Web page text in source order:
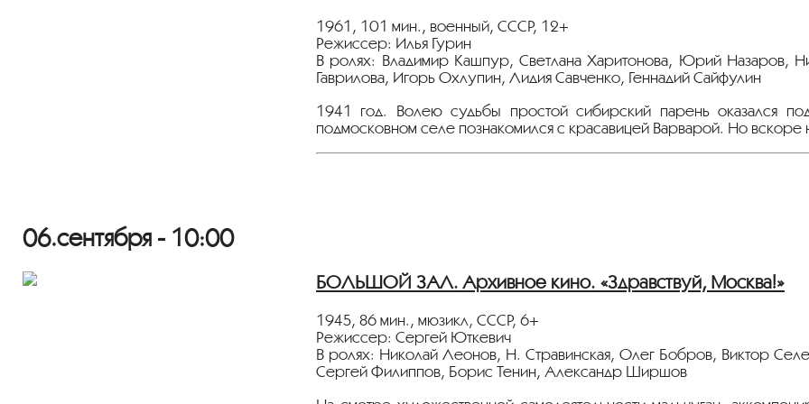
Фильм представлен в рамках программы "МОСКВА. 35 мм".
Уважаемые зрители,
администрация кинотеатра рекомендует производить
держать социальную дистанцию, носить средства персональной
Администрация кинотеатра «Иллюзион»
1961, 101 мин., военный, СССР, 12+
Режиссер: Илья Гурин
В ролях: Владимир Кашпур, Светлана Харитонова, Юрий Назаров,
Гаврилова, Игорь Охлупин, Лидия Савченко, Геннадий Сайфулин
1941 год. Волею судьбы простой сибирский парень оказался
подмосковном селе познакомился с красавицей Варварой. Но
Администрация кинотеатра «Иллюзион»
06.сентября - 10:00
БОЛЬШОЙ ЗАЛ. Архивное кино. «Здравствуй, Москва!»
1945, 86 мин., мюзикл, СССР, 6+
Режиссер: Сергей Юткевич
В ролях: Николай Леонов, Н. Стравинская, Олег Бобров, Виктор
Сергей Филиппов, Борис Тенин, Александр Ширшов